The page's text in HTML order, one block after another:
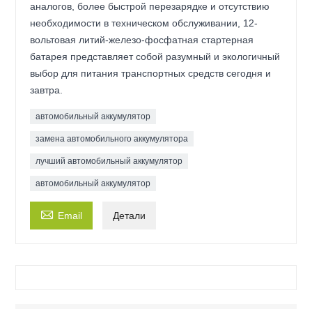
аналогов, более быстрой перезарядке и отсутствию
необходимости в техническом обслуживании, 12-
вольтовая литий-железо-фосфатная стартерная
батарея представляет собой разумный и экологичный
выбор для питания транспортных средств сегодня и
завтра.
автомобильный аккумулятор
замена автомобильного аккумулятора
лучший автомобильный аккумулятор
автомобильный аккумулятор
 Email Детали